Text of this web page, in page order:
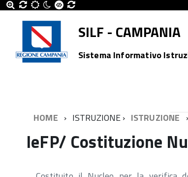
SILF - CAMPANIA
Sistema Informativo
HOME ISTRUZIONE ISTRUZIONE
IeFP/ Costituzione